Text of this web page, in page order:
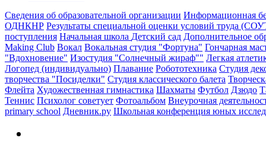
Сведения об образовательной организации Информационная
ОДНКНР Результаты специальной оценки условий труда
поступления Начальная школа Детский сад Дополнительное
Making Club Вокал Вокальная студия "Фортуна" Гончарная
"Вдохновение" Изостудия "Солнечный жираф"" Легкая
Логопед (индивидуально) Плавание Робототехника Студия
творчества "Посиделки" Студия классического балета
Флейта Художественная гимнастика Шахматы Футбол Дзюдо
Теннис Психолог советует Фотоальбом Внеурочная
primary school Дневник.ру Школьная конференция юных